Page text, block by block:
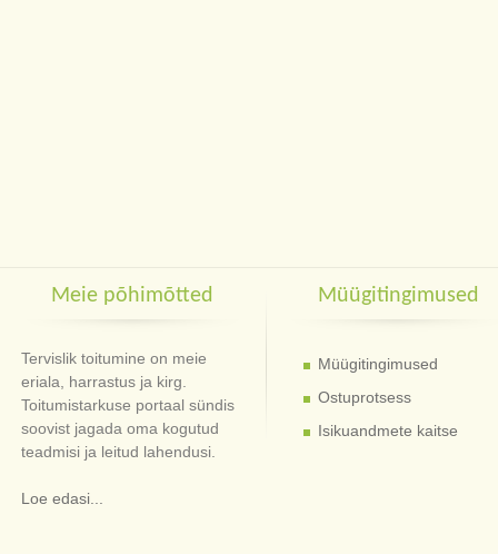
Meie põhimõtted
Tervislik toitumine on meie
eriala, harrastus ja kirg.
Toitumistarkuse portaal sündis
soovist jagada oma kogutud
teadmisi ja leitud lahendusi.
Loe edasi...
Müügitingimused
Müügitingimused
Ostuprotsess
Isikuandmete kaitse